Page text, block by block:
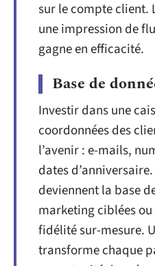
sur le compte client.
une impression de
gagne en efficacité.
Base de
Investir dans une
coordonnées des
l’avenir : e-mails,
dates
deviennent la base
marketing ciblées
fidélité sur-mesure.
transforme chaque